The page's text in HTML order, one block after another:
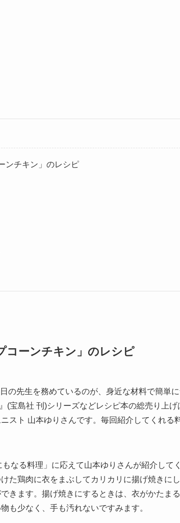
ンチキン」のレシピ
コーンチキン」のレシピ
の先生を務めているのが、身近な材料で簡単
(宝島社 刊)シリーズなどレシピ本の総売り上
スト 山本ゆりさんです。毎回紹介してくれる
なる料理」に応えて山本ゆりさんが紹介して
けた鶏肉に衣をまぶしてカリカリに揚げ焼きに
きます。揚げ焼きにするときは、衣がかたま
も少なく、手も汚れないですみます。